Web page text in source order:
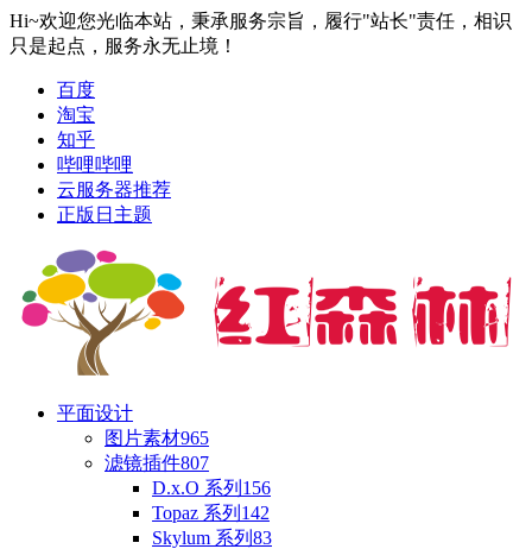
Hi~欢迎您光临本站，秉承服务宗旨，履行"站长"责任，相识
只是起点，服务永无止境！
百度
淘宝
知乎
哔哩哔哩
云服务器推荐
正版日主题
平面设计
图片素材965
滤镜插件807
D.x.O 系列 156
Topaz 系列 142
Skylum 系列 83